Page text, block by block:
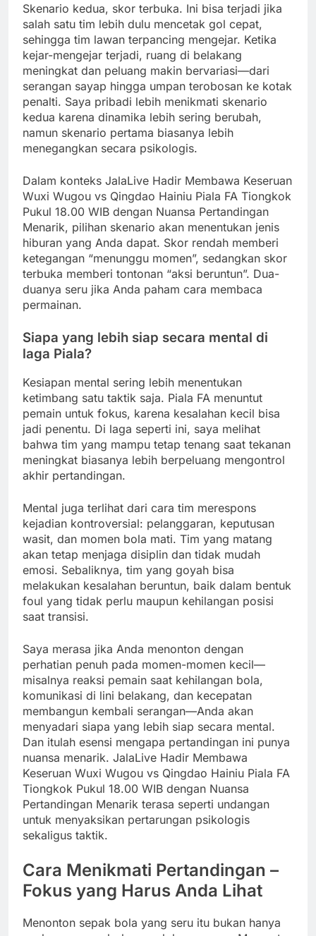
Skenario kedua, skor terbuka. Ini bisa terjadi jika
salah satu tim lebih dulu mencetak gol cepat,
sehingga tim lawan terpancing mengejar. Ketika
kejar-mengejar terjadi, ruang di belakang
meningkat dan peluang makin bervariasi—dari
serangan sayap hingga umpan terobosan ke kotak
penalti. Saya pribadi lebih menikmati skenario
kedua karena dinamika lebih sering berubah,
namun skenario pertama biasanya lebih
menegangkan secara psikologis.
Dalam konteks JalaLive Hadir Membawa Keseruan
Wuxi Wugou vs Qingdao Hainiu Piala FA Tiongkok
Pukul 18.00 WIB dengan Nuansa Pertandingan
Menarik, pilihan skenario akan menentukan jenis
hiburan yang Anda dapat. Skor rendah memberi
ketegangan “menunggu momen”, sedangkan skor
terbuka memberi tontonan “aksi beruntun”. Dua-
duanya seru jika Anda paham cara membaca
permainan.
Siapa yang lebih siap secara mental di
laga Piala?
Kesiapan mental sering lebih menentukan
ketimbang satu taktik saja. Piala FA menuntut
pemain untuk fokus, karena kesalahan kecil bisa
jadi penentu. Di laga seperti ini, saya melihat
bahwa tim yang mampu tetap tenang saat tekanan
meningkat biasanya lebih berpeluang mengontrol
akhir pertandingan.
Mental juga terlihat dari cara tim merespons
kejadian kontroversial: pelanggaran, keputusan
wasit, dan momen bola mati. Tim yang matang
akan tetap menjaga disiplin dan tidak mudah
emosi. Sebaliknya, tim yang goyah bisa
melakukan kesalahan beruntun, baik dalam bentuk
foul yang tidak perlu maupun kehilangan posisi
saat transisi.
Saya merasa jika Anda menonton dengan
perhatian penuh pada momen-momen kecil—
misalnya reaksi pemain saat kehilangan bola,
komunikasi di lini belakang, dan kecepatan
membangun kembali serangan—Anda akan
menyadari siapa yang lebih siap secara mental.
Dan itulah esensi mengapa pertandingan ini punya
nuansa menarik. JalaLive Hadir Membawa
Keseruan Wuxi Wugou vs Qingdao Hainiu Piala FA
Tiongkok Pukul 18.00 WIB dengan Nuansa
Pertandingan Menarik terasa seperti undangan
untuk menyaksikan pertarungan psikologis
sekaligus taktik.
Cara Menikmati Pertandingan –
Fokus yang Harus Anda Lihat
Menonton sepak bola yang seru itu bukan hanya